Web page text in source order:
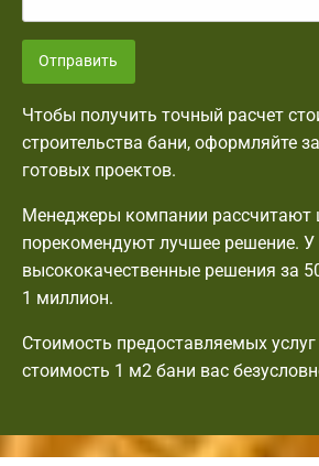
Отправить
Чтобы получить точный расчет
строительства бани, оформляйте
готовых проектов.
Менеджеры компании рассчитают
порекомендуют лучшее решение.
высококачественные решения за
1 миллион.
Стоимость предоставляемых
стоимость 1 м2 бани вас